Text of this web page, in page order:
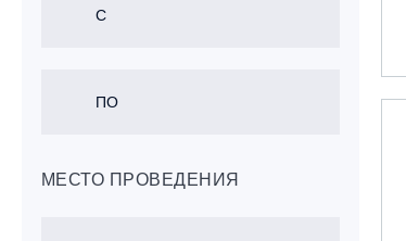
МЕСТО ПРОВЕДЕНИЯ